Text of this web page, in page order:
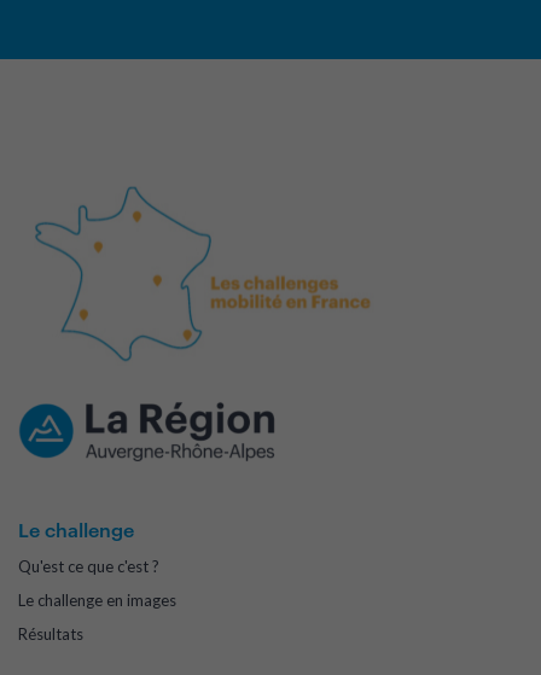
Le challenge
Qu'est ce que c'est ?
Le challenge en images
Résultats